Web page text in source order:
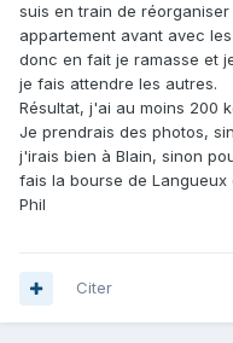
suis en train de
appartement avant avec
donc en fait je ramasse et
je fais attendre les autres.
Résultat, j'ai au moins 200
Je prendrais des photos,
j'irais bien à Blain, sinon
fais la bourse de Langueux
Phil
Citer